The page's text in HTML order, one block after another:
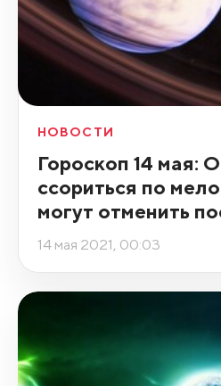
НОВОСТИ
Гороскоп 14 мая:
ссориться по
могут отменить
14 мая 2021, 00:03